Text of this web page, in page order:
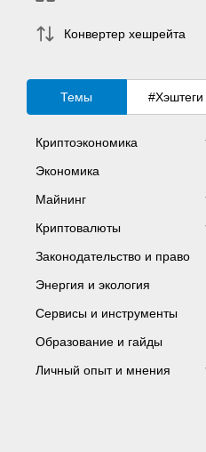
Конвертер хешрейта
Темы #Хэштеги
Криптоэкономика
Экономика
Майнинг
Криптовалюты
Законодательство и право
Энергия и экология
Сервисы и инструменты
Образование и гайды
Личный опыт и мнения